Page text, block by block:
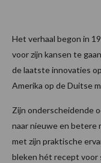
Het verhaal begon in
voor zijn kansen te
de laatste innovaties
Amerika op de Duitse
Zijn onderscheidende
naar nieuwe en betere
met zijn praktische
bleken hét recept voor